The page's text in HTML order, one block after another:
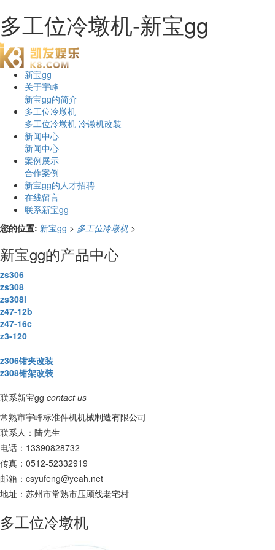
多工位冷墩机-新宝gg
新宝gg
关于宇峰
新宝gg的简介
多工位冷墩机
多工位冷墩机 冷镦机改装
新闻中心
新闻中心
案例展示
合作案例
新宝gg的人才招聘
在线留言
联系新宝gg
您的位置: 新宝gg > 多工位冷墩机 >
新宝gg的产品中心
zs306
zs308
zs308l
z47-12b
z47-16c
z3-120
z306钳夹改装
z308钳架改装
联系新宝gg contact us
常熟市宇峰标准件机机械制造有限公司
联系人：陆先生
电话：13390828732
传真：0512-52332919
邮箱： csyufeng@yeah.net
地址：苏州市常熟市压顾线老宅村
多工位冷墩机